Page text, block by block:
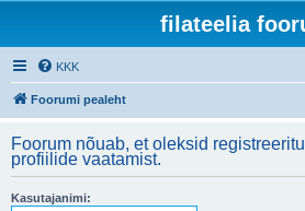
filateelia
KKK
Foorumi pealeht
Foorum nõuab, et oleksid
profiilide vaatamist.
Kasutajanimi: